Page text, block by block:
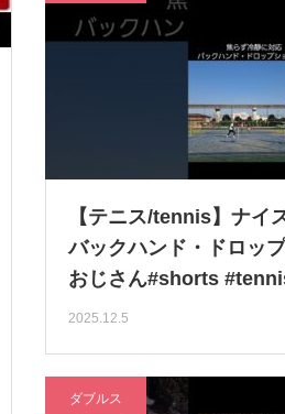
【テニス/tennis】ナイ
バックハンド・ドロッ
おじさん#shorts
2025.12.5
ダブルス